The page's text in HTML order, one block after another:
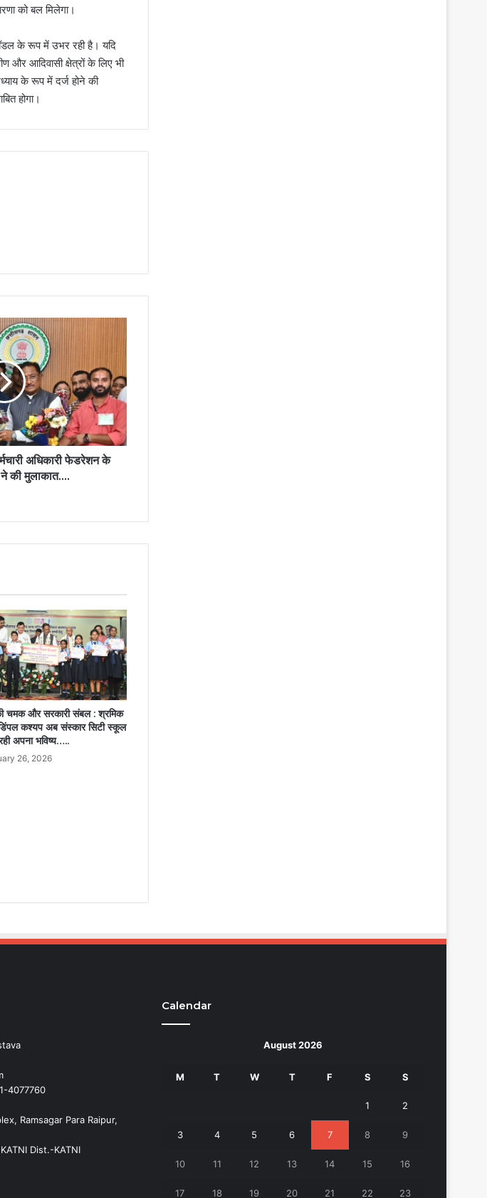
को बल मिलेगा।
के रूप में उभर रही है। यदि
और आदिवासी क्षेत्रों के लिए भी
के रूप में दर्ज होने की
होगा।
अधिकारी फेडरेशन के
ने की मुलाकात….
चमक और सरकारी संबल : श्रमिक
कश्यप अब संस्कार सिटी स्कूल
अपना भविष्य…..
26, 2026
4077760
Ramsagar Para Raipur,
Dist.-KATNI
Calendar
August 2026
M T W T F S S
1 2
3 4 5 6 7 8 9
10 11 12 13 14 15 16
17 18 19 20 21 22 23